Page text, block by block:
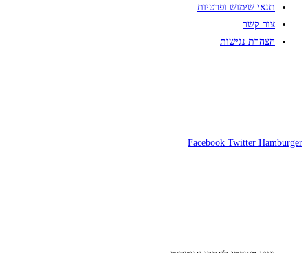
תנאי שימוש ופרטיות
צור קשר
הצהרת נגישות
Facebook Twitter Hamburger